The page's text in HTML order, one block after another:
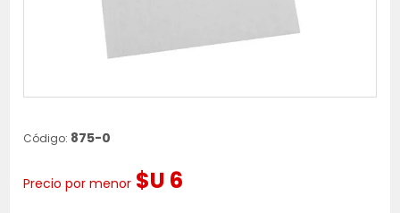
Código: 875-0
Precio por menor $U 6